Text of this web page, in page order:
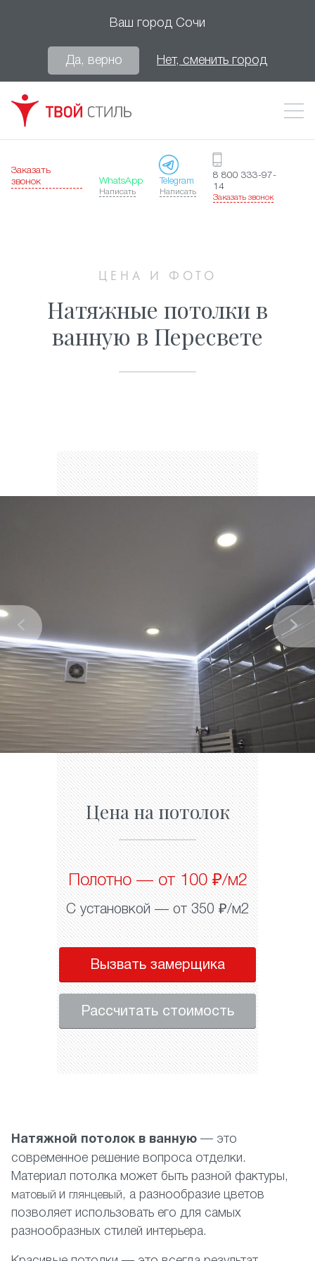
Ваш город Сочи
Да, верно Нет, сменить город
Заказать
звонок
WhatsApp
Написать
Telegram
Написать
8 800 333-97-
14
Заказать звонок
ЦЕНА И ФОТО
Натяжные потолки в
ванную в Пересвете
Цена на потолок
Полотно — от 100 ₽/м2
С установкой — от 350 ₽/м2
Вызвать замерщика
Рассчитать стоимость
Натяжной потолок в ванную — это
современное решение вопроса отделки.
Материал потолка может быть разной фактуры,
матовый и глянцевый , а разнообразие цветов
позволяет использовать его для самых
разнообразных стилей интерьера.